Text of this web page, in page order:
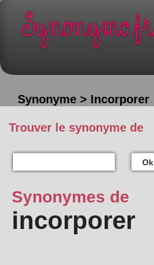
Synonyme > Incorporer
Trouver le synonyme de
Ok
Synonymes de
incorporer